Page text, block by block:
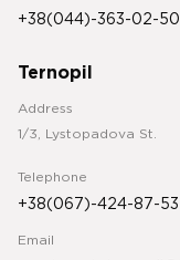
+38(044)-363-02-50
Ternopil
Address
1/3, Lystopadova St.
Telephone
+38(067)-424-87-53
Email